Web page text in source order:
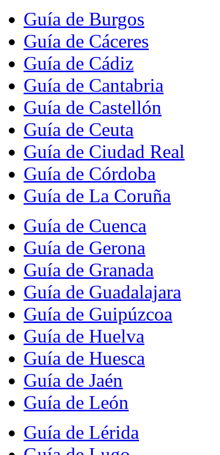
Guía de Burgos
Guía de Cáceres
Guía de Cádiz
Guía de Cantabria
Guía de Castellón
Guía de Ceuta
Guía de Ciudad Real
Guía de Córdoba
Guía de La Coruña
Guía de Cuenca
Guía de Gerona
Guía de Granada
Guía de Guadalajara
Guía de Guipúzcoa
Guía de Huelva
Guía de Huesca
Guía de Jaén
Guía de León
Guía de Lérida